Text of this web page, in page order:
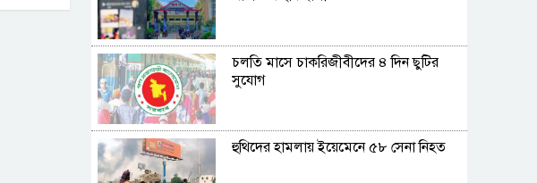
চলতি মাসে চাকরিজীবীদের ৪ দিন ছুটির
সুযোগ
হুথিদের হামলায় ইয়েমেনে ৫৮ সেনা নিহত